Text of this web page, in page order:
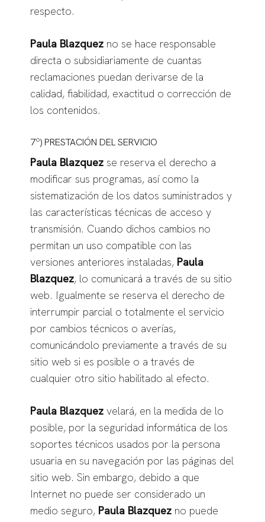
respecto.
Paula Blazquezno se hace responsable
directa o subsidiariamente de cuantas
reclamaciones puedan derivarse de la
calidad, fiabilidad, exactitud o corrección de
los contenidos.
7º) PRESTACIÓN DEL SERVICIO
Paula Blazquezse reserva el derecho a
modificar sus programas, así como la
sistematización de los datos suministrados y
las características técnicas de acceso y
transmisión. Cuando dichos cambios no
permitan un uso compatible con las
versiones anteriores instaladas, Paula
Blazquez, lo comunicará a través de su sitio
web. Igualmente se reserva el derecho de
interrumpir parcial o totalmente el servicio
por cambios técnicos o averías,
comunicándolo previamente a través de su
sitio web si es posible o a través de
cualquier otro sitio habilitado al efecto.
Paula Blazquezvelará, en la medida de lo
posible, por la seguridad informática de los
soportes técnicos usados por la persona
usuaria en su navegación por las páginas del
sitio web. Sin embargo, debido a que
Internet no puede ser considerado un
medio seguro, Paula Blazquezno puede